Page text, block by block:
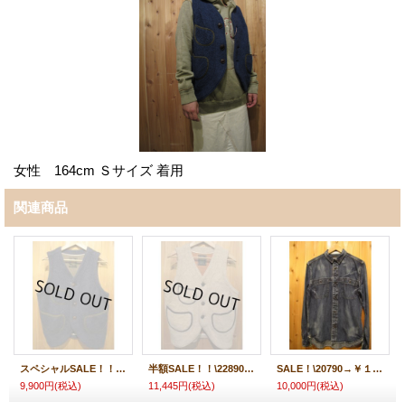
女性 164cm Ｓサイズ 着用
関連商品
スペシャルSALE！！\20790→\9900 ！Gypsy & sons BF ラグベスト NAVY
9,900円(税込)
半額SALE！！\22890→\11445 ！Gypsy & sons BF ラグベスト (PT)
11,445円(税込)
SALE！\20790→￥１００００！ Gypsy & sons 8oz DENIM WORKMAN SHIRT BLUE
10,000円(税込)